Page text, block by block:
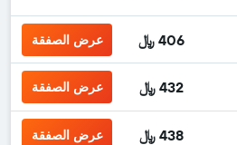
406 ﷼ عرض الصفقة
432 ﷼ عرض الصفقة
438 ﷼ عرض الصفقة